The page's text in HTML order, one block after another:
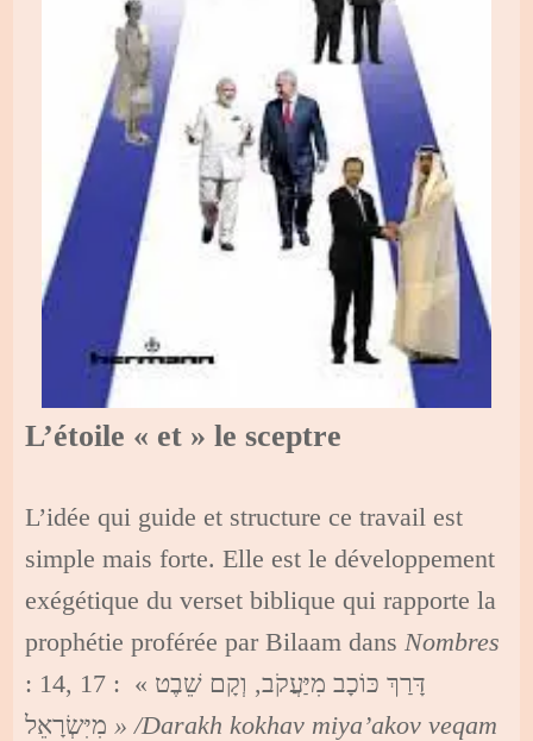
L’étoile « et » le sceptre
L’idée qui guide et structure ce travail est
simple mais forte. Elle est le développement
exégétique du verset biblique qui rapporte la
prophétie proférée par Bilaam dans Nombres
: 14, 17 : « דָּרַךְ כּוֹכָב מִיַּעֲקֹב, וְקָם שֵׁבֶט
» /Darakh kokhav miya’akov veqam